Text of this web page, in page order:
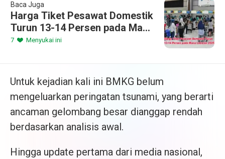
Baca Juga
Harga Tiket Pesawat Domestik
Turun 13-14 Persen pada Masa
Lebaran 2025
7 Menyukai ini
Untuk kejadian kali ini BMKG belum
mengeluarkan peringatan tsunami, yang berarti
ancaman gelombang besar dianggap rendah
berdasarkan analisis awal.
Hingga update pertama dari media nasional,